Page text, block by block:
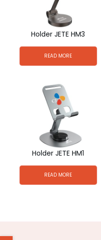
Holder JETE HM3
READ MORE
Holder JETE HM1
READ MORE